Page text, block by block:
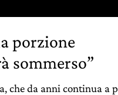
porzione
sommerso”
che da anni continua a